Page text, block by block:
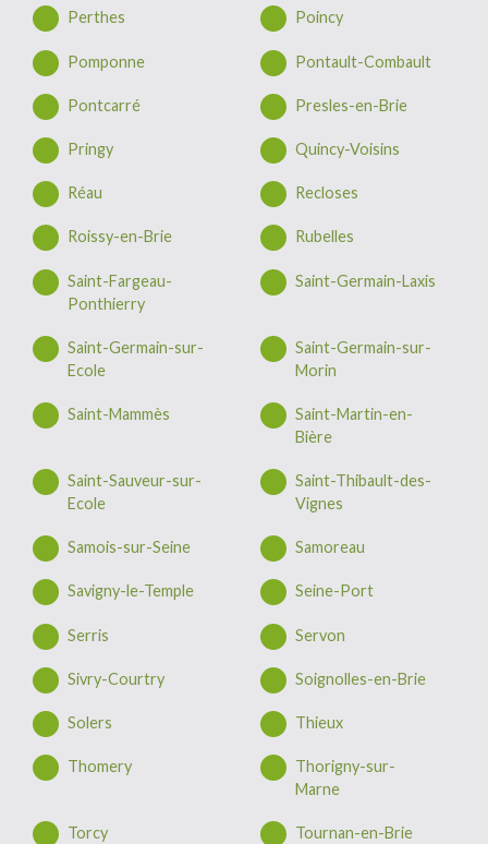
Perthes Poincy
Pomponne Pontault-Combault
Pontcarré Presles-en-Brie
Pringy Quincy-Voisins
Réau Recloses
Roissy-en-Brie Rubelles
Saint-Fargeau-
Ponthierry
Saint-Germain-Laxis
Saint-Germain-sur-
Ecole
Saint-Germain-sur-
Morin
Saint-Mammès
Saint-Martin-en-
Bière
Saint-Sauveur-sur-
Ecole
Saint-Thibault-des-
Vignes
Samois-sur-Seine Samoreau
Savigny-le-Temple Seine-Port
Serris Servon
Sivry-Courtry Soignolles-en-Brie
Solers Thieux
Thomery
Thorigny-sur-
Marne
Torcy Tournan-en-Brie